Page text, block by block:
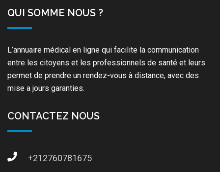
QUI SOMME NOUS ?
L’annuaire médical en ligne qui facilite la communication
entre les citoyens et les professionnels de santé et leurs
permet de prendre un rendez-vous à distance, avec des
mise a jours garanties.
CONTACTEZ NOUS
+212760781675